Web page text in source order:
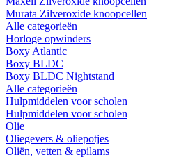
Murata Zilveroxide knoopcellen
Alle categorieën
Horloge opwinders
Boxy Atlantic
Boxy BLDC
Boxy BLDC Nightstand
Alle categorieën
Hulpmiddelen voor scholen
Hulpmiddelen voor scholen
Olie
Oliegevers & oliepotjes
Oliën, vetten & epilams